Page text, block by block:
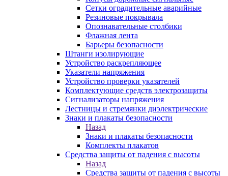
Сетки оградительные аварийные
Резиновые покрывала
Опознавательные столбики
Флажная лента
Барьеры безопасности
Штанги изолирующие
Устройство раскрепляющее
Указатели напряжения
Устройство проверки указателей
Комплектующие средств электрозащиты
Сигнализаторы напряжения
Лестницы и стремянки диэлектрические
Знаки и плакаты безопасности
Назад
Знаки и плакаты безопасности
Комплекты плакатов
Средства защиты от падения с высоты
Назад
Средства защиты от падения с высоты